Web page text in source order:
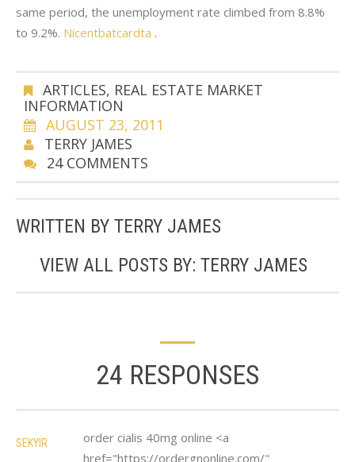
same period, the unemployment rate climbed from 8.8%
to 9.2%. Nicentbatcardta .
ARTICLES, REAL ESTATE MARKET
INFORMATION
AUGUST 23, 2011
TERRY JAMES
24 COMMENTS
WRITTEN BY TERRY JAMES
VIEW ALL POSTS BY: TERRY JAMES
24 RESPONSES
SEKYIR
order cialis 40mg online <a
href="https://ordergnonline.com/"